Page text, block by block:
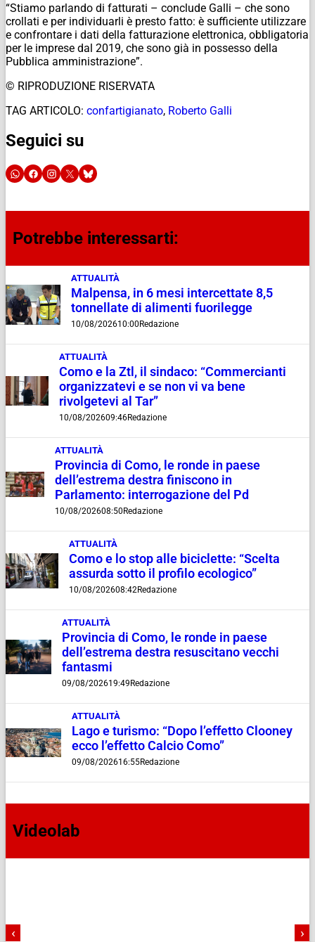
“Stiamo parlando di fatturati – conclude Galli – che sono
crollati e per individuarli è presto fatto: è sufficiente utilizzare
e confrontare i dati della fatturazione elettronica, obbligatoria
per le imprese dal 2019, che sono già in possesso della
Pubblica amministrazione”.
© RIPRODUZIONE RISERVATA
TAG ARTICOLO: confartigianato, Roberto Galli
Seguici su
Potrebbe interessarti:
ATTUALITÀ
Malpensa, in 6 mesi intercettate 8,5
tonnellate di alimenti fuorilegge
10/08/202610:00 Redazione
ATTUALITÀ
Como e la Ztl, il sindaco: “Commercianti
organizzatevi e se non vi va bene
rivolgetevi al Tar”
10/08/202609:46Redazione
ATTUALITÀ
Provincia di Como, le ronde in paese
dell’estrema destra finiscono in
Parlamento: interrogazione del Pd
10/08/202608:50 Redazione
ATTUALITÀ
Como e lo stop alle biciclette: “Scelta
assurda sotto il profilo ecologico”
10/08/202608:42Redazione
ATTUALITÀ
Provincia di Como, le ronde in paese
dell’estrema destra resuscitano vecchi
fantasmi
09/08/202619:49 Redazione
ATTUALITÀ
Lago e turismo: “Dopo l’effetto Clooney
ecco l’effetto Calcio Como”
09/08/202616:55Redazione
Videolab
‹ ›